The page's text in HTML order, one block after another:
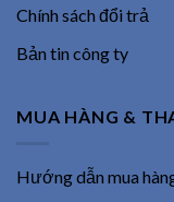
Chính sách đổi trả
Bản tin công ty
MUA HÀNG &
Hướng dẫn mua